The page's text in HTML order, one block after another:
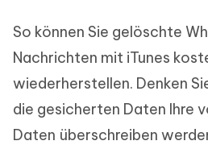
So können Sie gelöschte
Nachrichten mit iTunes
wiederherstellen. Denken
die gesicherten Daten Ihre
Daten überschreiben